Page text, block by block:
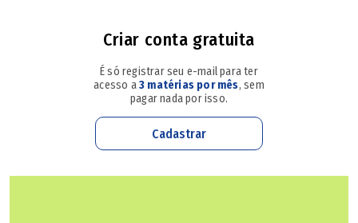
Apesar de terem sido criados há décadas, os quatro
parques municipais ainda não receberam estrutura
completa para uso da população. O Parque Maracanã, no
Setor Jaó, foi criado por decreto em 1952. Já o Parque
Lago da Vovó, no Parque das Amendoeiras, foi instituído
Criar conta gratuita
É só registrar seu e-mail para ter
acesso a3 matérias por mês, sem
pagar nada por isso.
Cadastrar